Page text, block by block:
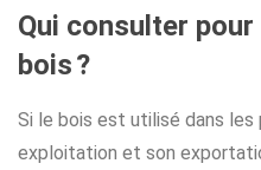
Qui consulter
bois ?
Si le bois est utilisé dans les
exploitation et son